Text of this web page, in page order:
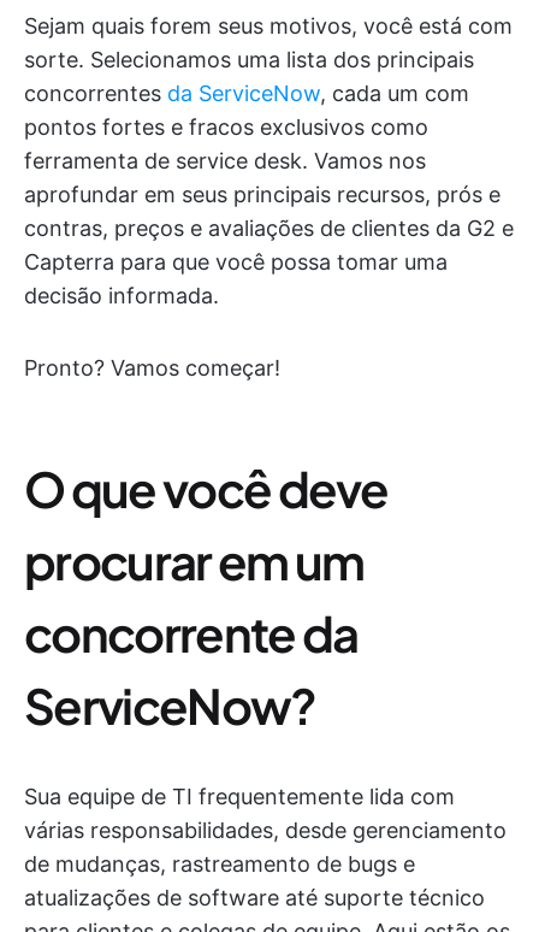
Sejam quais forem seus motivos, você está com
sorte. Selecionamos uma lista dos principais
concorrentes da ServiceNow, cada um com
pontos fortes e fracos exclusivos como
ferramenta de service desk. Vamos nos
aprofundar em seus principais recursos, prós e
contras, preços e avaliações de clientes da G2 e
Capterra para que você possa tomar uma
decisão informada.
Pronto? Vamos começar!
O que você deve
procurar em um
concorrente da
ServiceNow?
Sua equipe de TI frequentemente lida com
várias responsabilidades, desde gerenciamento
de mudanças, rastreamento de bugs e
atualizações de software até suporte técnico